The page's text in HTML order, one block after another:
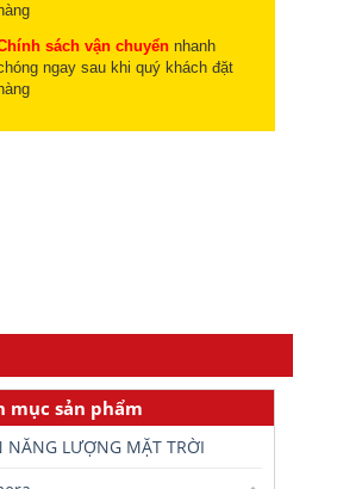
hàng
sách vận chuyển nhanh
ngay sau khi quý khách đặt
hàng
mục sản phẩm
NĂNG LƯỢNG MẶT TRỜI